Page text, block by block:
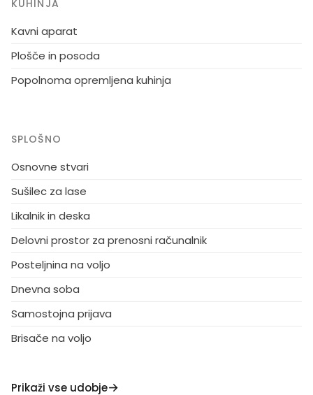
KUHINJA
Kavni aparat
Plošče in posoda
Popolnoma opremljena kuhinja
SPLOŠNO
Osnovne stvari
Sušilec za lase
Likalnik in deska
Delovni prostor za prenosni računalnik
Posteljnina na voljo
Dnevna soba
Samostojna prijava
Brisače na voljo
Prikaži vse udobje